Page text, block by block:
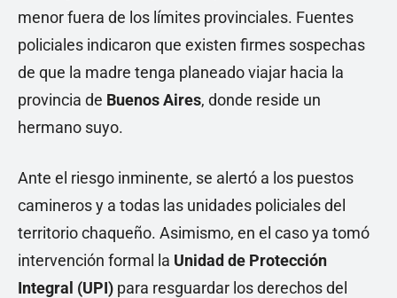
menor fuera de los límites provinciales. Fuentes
policiales indicaron que existen firmes sospechas
de que la madre tenga planeado viajar hacia la
provincia de Buenos Aires, donde reside un
hermano suyo.
Ante el riesgo inminente, se alertó a los puestos
camineros y a todas las unidades policiales del
territorio chaqueño. Asimismo, en el caso ya tomó
intervención formal la Unidad de Protección
Integral (UPI) para resguardar los derechos del